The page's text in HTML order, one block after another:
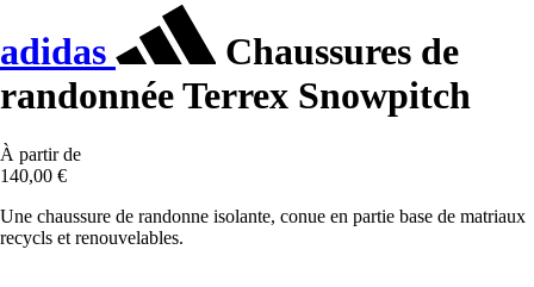
adidas
Chaussures de
randonnée Terrex Snowpitch
À partir de
140,00 €
Une chaussure de randonne isolante, conue en partie base de matriaux
recycls et renouvelables.